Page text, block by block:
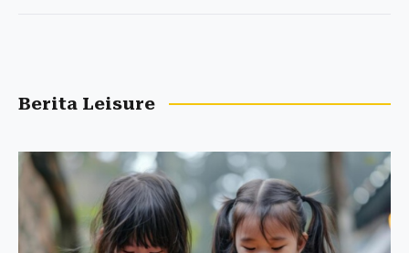
Berita Leisure